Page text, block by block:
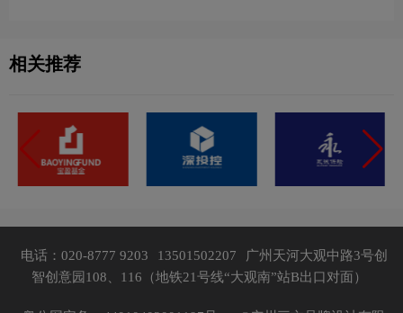
相关推荐
电话：020-8777 9203 13501502207
广州天河大观中路3号创
智创意园108、116（地铁21号线“大观南”站B出口对面）